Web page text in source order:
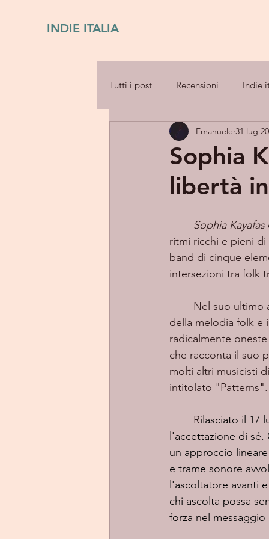
INDIE ITALIA
Tutti i post Recensioni Indie
Sophia
libertà
Emanuele 31 lug
Sophia Kayafas
ritmi ricchi e pieni
band di cinque
intersezioni tra folk
della melodia folk e
radicalmente
che racconta il suo
molti altri musicisti
intitolato "Patterns".
	R
ilasciato il 17
l'accettazione di
un approccio
e trame sonore
l'ascoltatore avanti
chi ascolta possa
forza nel